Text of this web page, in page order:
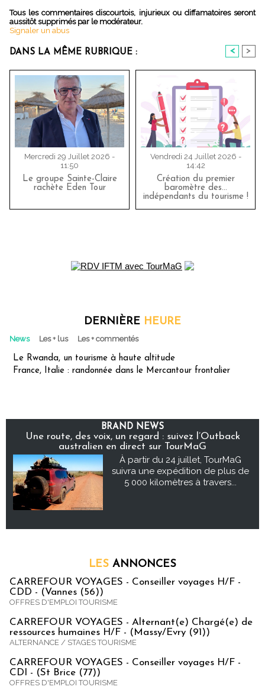
Tous les commentaires discourtois, injurieux ou diffamatoires seront
aussitôt supprimés par le modérateur.
Signaler un abus
DANS LA MÊME RUBRIQUE : < >
Mercredi 29 Juillet 2026 -
11:50
Le groupe Sainte-Claire
rachète Eden Tour
Vendredi 24 Juillet 2026 -
14:42
Création du premier
baromètre des…
indépendants du tourisme !
DERNIÈRE HEURE
News Les + lus Les + commentés
Le Rwanda, un tourisme à haute altitude
France, Italie : randonnée dans le Mercantour frontalier
BRAND NEWS
Une route, des voix, un regard : suivez l’Outback
australien en direct sur TourMaG
À partir du 24 juillet, TourMaG
suivra une expédition de plus de
5 000 kilomètres à travers...
LES ANNONCES
CARREFOUR VOYAGES - Conseiller voyages H/F -
CDD - (Vannes (56))
OFFRES D'EMPLOI TOURISME
CARREFOUR VOYAGES - Alternant(e) Chargé(e) de
ressources humaines H/F - (Massy/Evry (91))
ALTERNANCE / STAGES TOURISME
CARREFOUR VOYAGES - Conseiller voyages H/F -
CDI - (St Brice (77))
OFFRES D'EMPLOI TOURISME